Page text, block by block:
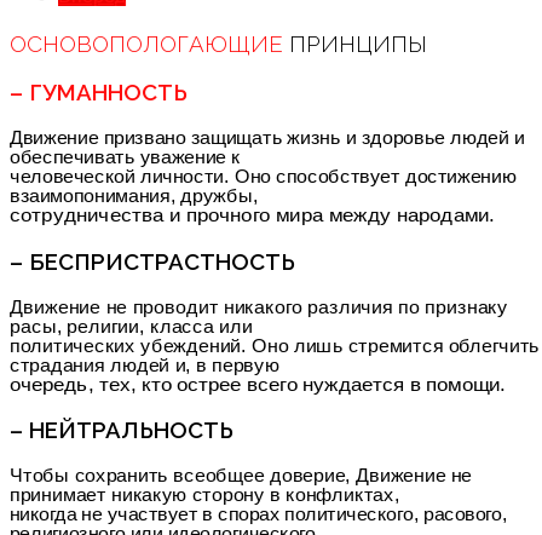
ОСНОВОПОЛОГАЮЩИЕ ПРИНЦИПЫ
– ГУМАННОСТЬ
Движение призвано защищать жизнь и здоровье людей и
обеспечивать уважение к
человеческой личности. Оно способствует достижению
взаимопонимания, дружбы,
сотрудничества и прочного мира между народами.
– БЕСПРИСТРАСТНОСТЬ
Движение не проводит никакого различия по признаку
расы, религии, класса или
политических убеждений. Оно лишь стремится облегчить
страдания людей и, в первую
очередь, тех, кто острее всего нуждается в помощи.
– НЕЙТРАЛЬНОСТЬ
Чтобы сохранить всеобщее доверие, Движение не
принимает никакую сторону в конфликтах,
никогда не участвует в спорах политического, расового,